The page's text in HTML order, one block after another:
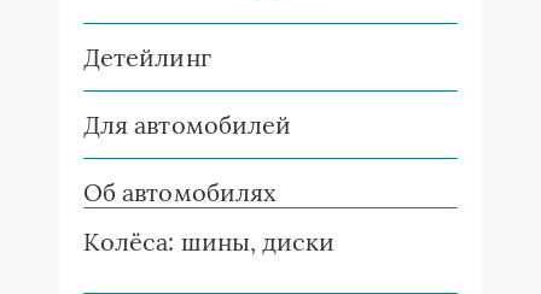
Детейлинг
Для автомобилей
Об автомобилях
Колёса: шины, диски